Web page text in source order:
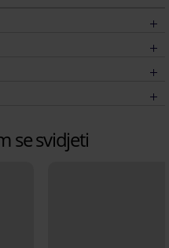
se svidjeti